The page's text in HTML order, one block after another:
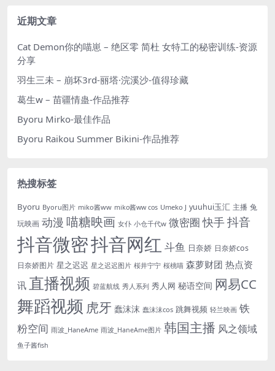
近期文章
Cat Demon你的喵崽 – 绝区零 简杜 女特工的秘密训练-资源
分享
羽生三未 – 崩坏3rd-丽塔·浣溪沙-值得珍藏
葛生w – 苗疆情蛊-作品推荐
Byoru Mirko-最佳作品
Byoru Raikou Summer Bikini-作品推荐
热搜标签
Byoru Byoru图片 miko酱ww miko酱ww cos Umeko J yuuhui玉汇 主播 兔
玩映画 动漫 喵糖映画 女仆 小仓千代w 微密圈 快手抖音
抖音微密抖音网红 斗鱼 日奈娇 日奈娇cos
日奈娇图片 星之迟迟 星之迟迟图片 桜井宁宁 桜桃喵 森萝财团 热点资
讯 直播视频 碧蓝航线 秀人系列 秀人网 秘语空间 网易CC
舞蹈视频 虎牙 蠢沫沫 蠢沫沫cos 跳舞视频 轻兰映画 铁
粉空间 雨波_HaneAme 雨波_HaneAme图片 韩国主播 风之领域
鱼子酱fish